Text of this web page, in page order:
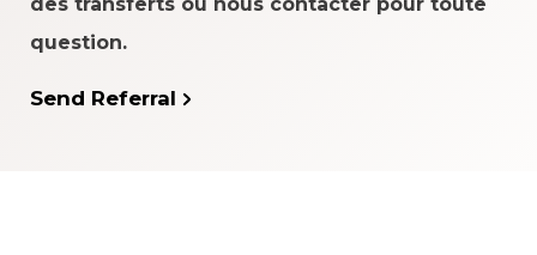
question.
Send Referral